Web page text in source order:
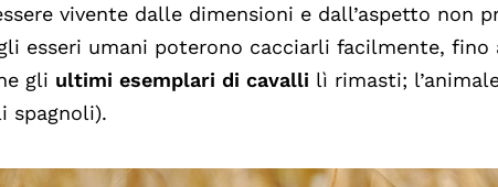
vivente dalle dimensioni e dall’aspetto non
esseri umani poterono cacciarli facilmente, fino
gli ultimi esemplari di cavalli lì rimasti;
spagnoli).